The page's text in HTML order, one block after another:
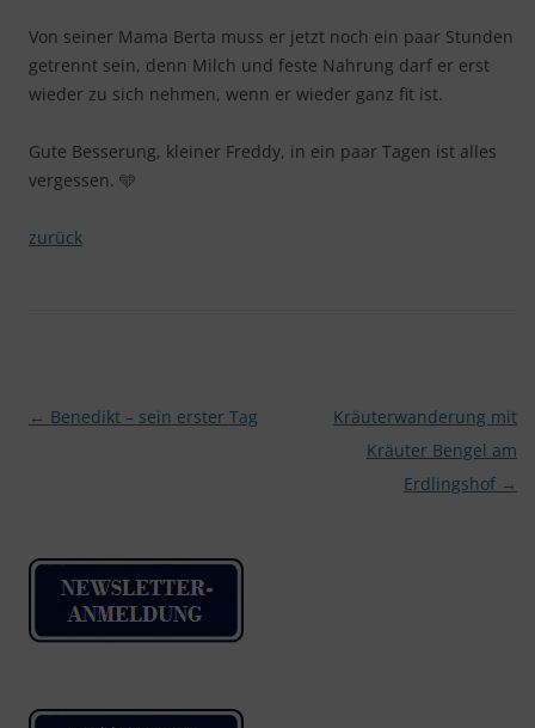
Von seiner Mama Berta muss er jetzt noch ein paar Stunden
getrennt sein, denn Milch und feste Nahrung darf er erst
wieder zu sich nehmen, wenn er wieder ganz fit ist.
Gute Besserung, kleiner Freddy, in ein paar Tagen ist alles
vergessen. 🩵
zurück
Beitragsnavigation
← Benedikt – sein erster Tag
Kräuterwanderung mit
Kräuter Bengel am
Erdlingshof →